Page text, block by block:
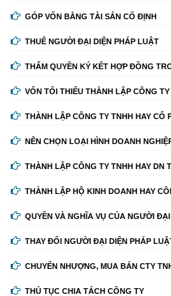
GÓP VỐN BẰNG TÀI SẢN CỐ ĐỊNH
THUÊ NGƯỜI ĐẠI DIỆN PHÁP LUẬT
THẨM QUYỀN KÝ KẾT HỢP ĐỒNG
VỐN TỐI THIỂU THÀNH LẬP CÔNG
THÀNH LẬP CÔNG TY TNHH HAY CỔ
NÊN CHỌN LOẠI HÌNH DOANH
THÀNH LẬP CÔNG TY TNHH HAY DN
THÀNH LẬP HỘ KINH DOANH HAY
QUYỀN VÀ NGHĨA VỤ CỦA NGƯỜI
THAY ĐỔI NGƯỜI ĐẠI DIỆN PHÁP
CHUYỂN NHƯỢNG, MUA BÁN CTY
THỦ TỤC CHIA TÁCH CÔNG TY